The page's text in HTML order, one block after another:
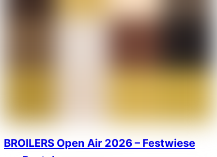
BROILERS Open Air 2026 – Festwiese